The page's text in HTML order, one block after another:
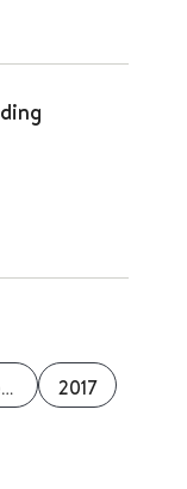
Landsforeningen for hjerte- og lungesyke, LHL 2017